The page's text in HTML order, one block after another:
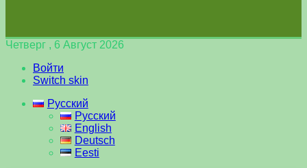
Четверг , 6 Август 2026
Войти
Switch skin
Русский
Русский
English
Deutsch
Eesti